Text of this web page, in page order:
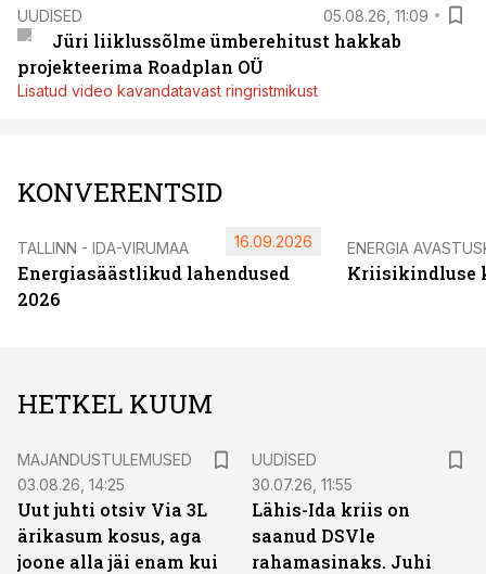
UUDISED 05.08.26, 11:09
Jüri liiklussõlme ümberehitust hakkab
projekteerima Roadplan OÜ
Lisatud video kavandatavast ringristmikust
KONVERENTSID
TALLINN - IDA-VIRUMAA
Energiasäästlikud lahendused
2026
16.09.2026 ENERGIA
Kriisikindluse
HETKEL KUUM
MAJANDUSTULEMUSED
03.08.26, 14:25
Uut juhti otsiv Via 3L
ärikasum kosus, aga
joone alla jäi enam kui
UUDISED
30.07.26, 11:55
Lähis-Ida kriis on
saanud DSVle
rahamasinaks. Juhi